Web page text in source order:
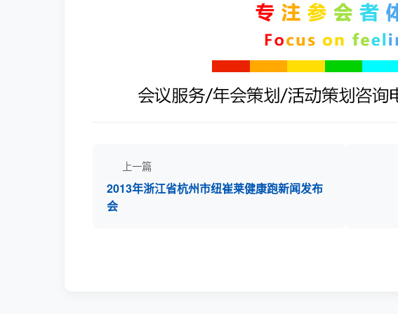
上一篇
2013年浙江省杭州市纽崔莱健康跑新闻发布
会